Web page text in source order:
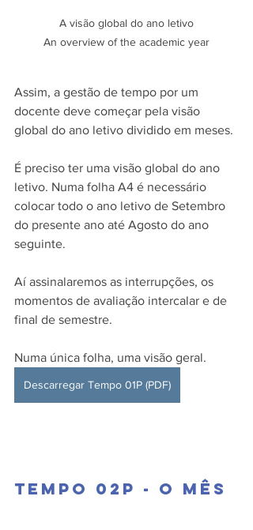
A visão global do ano letivo
An overview of the academic year
Assim, a gestão de tempo por um
docente deve começar pela visão
global do ano letivo dividido em meses.
É preciso ter uma visão global do ano
letivo. Numa folha A4 é necessário
colocar todo o ano letivo de Setembro
do presente ano até Agosto do ano
seguinte.
Aí assinalaremos as interrupções, os
momentos de avaliação intercalar e de
final de semestre.
Numa única folha, uma visão geral.
Descarregar Tempo 01P (PDF)
Tempo 02P - O mês